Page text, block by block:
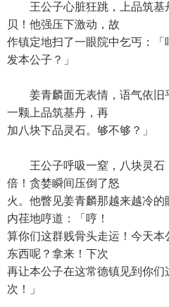
王公子心脏狂跳，上品筑基
贝！他强压下激动，故
作镇定地扫了一眼院中乞丐：
发本公子？」
姜青麟面无表情，语气依旧
一颗上品筑基丹，再
加八块下品灵石。够不够？」
王公子呼吸一窒，八块灵石
倍！贪婪瞬间压倒了怒
火。他瞥见姜青麟那越来越冷
内荏地哼道：「哼！
算你们这群贱骨头走运！今天本
东西呢？拿来！下次
再让本公子在这常德镇见到你们
次！」